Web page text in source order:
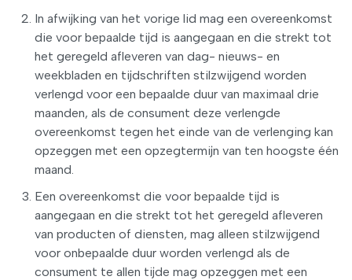
In afwijking van het vorige lid mag een overeenkomst
die voor bepaalde tijd is aangegaan en die strekt tot
het geregeld afleveren van dag- nieuws- en
weekbladen en tijdschriften stilzwijgend worden
verlengd voor een bepaalde duur van maximaal drie
maanden, als de consument deze verlengde
overeenkomst tegen het einde van de verlenging kan
opzeggen met een opzegtermijn van ten hoogste één
maand.
Een overeenkomst die voor bepaalde tijd is
aangegaan en die strekt tot het geregeld afleveren
van producten of diensten, mag alleen stilzwijgend
voor onbepaalde duur worden verlengd als de
consument te allen tijde mag opzeggen met een